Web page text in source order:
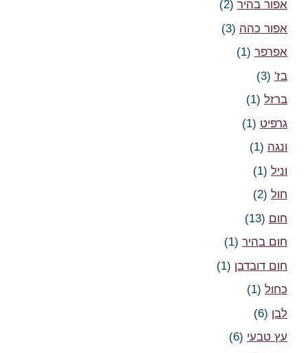
אפור בהיר (2)
אפור כהה (3)
אפרפר (1)
בז' (3)
ברזל (1)
גרפיט (1)
ונגה (1)
וניל (1)
חול (2)
חום (13)
חום בהיר (1)
חום דובדבן (1)
כחול (1)
לבן (6)
עץ טבעי (6)